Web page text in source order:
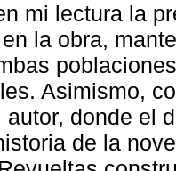
mi lectura la
la obra,
Asimismo,
autor, donde el
de la